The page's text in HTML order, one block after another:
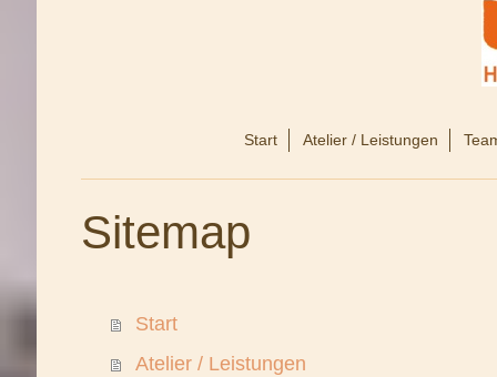
Start Atelier / Leistungen
Sitemap
Start
Atelier / Leistungen